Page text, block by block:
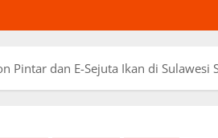
Pintar dan E-Sejuta Ikan di Sulawesi